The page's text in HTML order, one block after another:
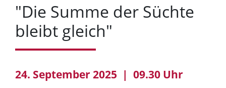
"Die Summe der Süchte
bleibt gleich"
24. September 2025 | 09.30 Uhr